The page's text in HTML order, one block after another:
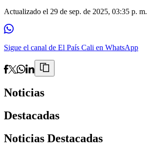
Actualizado el 29 de sep. de 2025, 03:35 p. m.
Sigue el canal de El País Cali en WhatsApp
Noticias
Destacadas
Noticias Destacadas